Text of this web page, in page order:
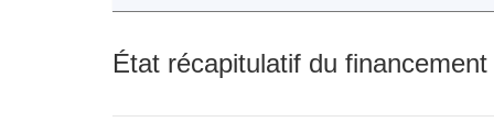
État récapitulatif du